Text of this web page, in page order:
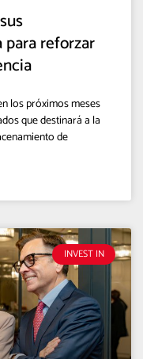
reforzar
los próximos meses
que destinará a la
de
INVEST IN